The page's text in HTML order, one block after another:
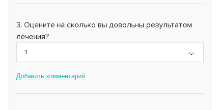
Оцените на сколько вы довольны результатом
лечения?
1
Добавить комментарий